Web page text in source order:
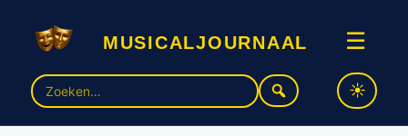
musicaljournaal ☰
Zoek
naar: